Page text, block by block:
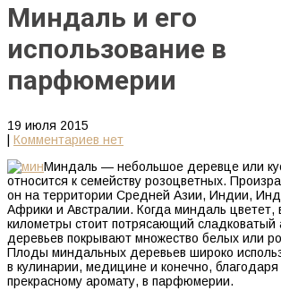
Миндаль и его
использование в
парфюмерии
19 июля 2015
Комментариев нет
Миндаль — небольшое деревце или
относится к семейству розоцветных.
он на территории Средней Азии, Индии,
Африки и Австралии. Когда миндаль цветет,
километры стоит потрясающий сладковатый
деревьев покрывают множество белых или
Плоды миндальных деревьев широко
в кулинарии, медицине и конечно, благодаря
прекрасному аромату, в парфюмерии.